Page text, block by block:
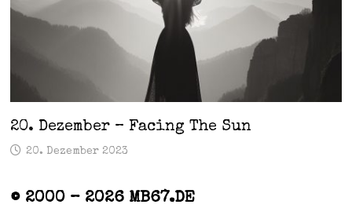
20. Dezember – Facing The Sun
20. Dezember 2023
© 2000 – 2026 MB67.DE